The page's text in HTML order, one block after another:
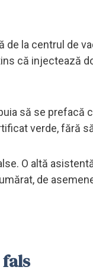
la centrul de
că injectează
să se prefacă
verde, fără
O altă
de